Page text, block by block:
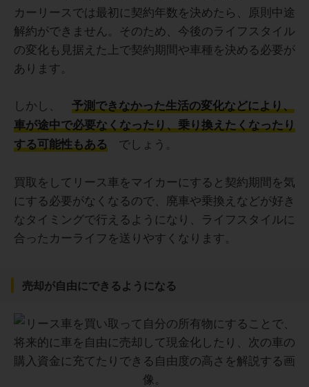
カーリースでは最初に契約年数を決めたら、原則中途
解約ができません。そのため、今後のライフスタイル
の変化も見据えた上で契約期間や車種を決める必要が
あります。
しかし、
予測できなかった生活の変化などにより、
車が途中で必要なくなったり、乗り換えたくなったり
する可能性もある
でしょう。
買取をしてリース車をマイカーにすると契約期間を気
にする必要がなくなるので、廃車や乗換えなどが好き
なタイミングで行えるようになり、ライフスタイルに
合ったカーライフを送りやすくなります。
売却が自由にできるようになる